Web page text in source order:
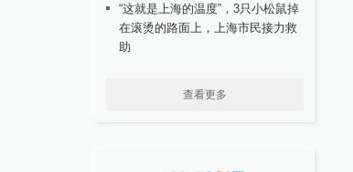
“这就是上海的温度”，3只小松鼠掉
在滚烫的路面上，上海市民接力救
助
查看更多